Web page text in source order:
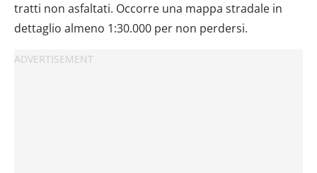
tratti non asfaltati. Occorre una mappa stradale in
dettaglio almeno 1:30.000 per non perdersi.